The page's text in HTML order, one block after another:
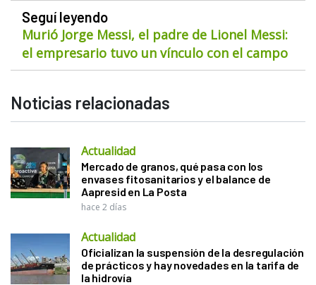
Seguí leyendo
Murió Jorge Messi, el padre de Lionel Messi:
el empresario tuvo un vínculo con el campo
Noticias relacionadas
Actualidad
Mercado de granos, qué pasa con los
envases fitosanitarios y el balance de
Aapresid en La Posta
hace 2 días
Actualidad
Oficializan la suspensión de la desregulación
de prácticos y hay novedades en la tarifa de
la hidrovía